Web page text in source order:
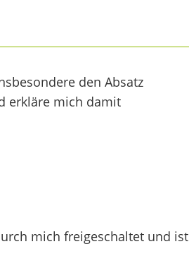
den Absatz
erkläre mich damit
mich freigeschaltet und ist